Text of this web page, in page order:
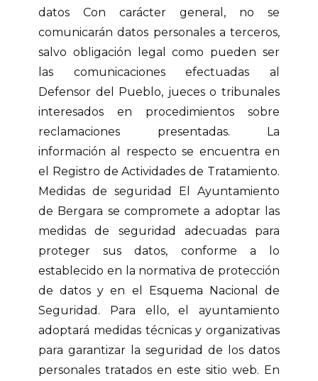
datos Con carácter general, no se
comunicarán datos personales a terceros,
salvo obligación legal como pueden ser
las comunicaciones efectuadas al
Defensor del Pueblo, jueces o tribunales
interesados en procedimientos sobre
reclamaciones presentadas. La
información al respecto se encuentra en
el Registro de Actividades de Tratamiento.
Medidas de seguridad El Ayuntamiento
de Bergara se compromete a adoptar las
medidas de seguridad adecuadas para
proteger sus datos, conforme a lo
establecido en la normativa de protección
de datos y en el Esquema Nacional de
Seguridad. Para ello, el ayuntamiento
adoptará medidas técnicas y organizativas
para garantizar la seguridad de los datos
personales tratados en este sitio web. En